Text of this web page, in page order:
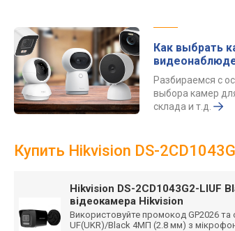
Как выбрать
Разбираемся с
выбора камер
склада и т.д.
Купить Hikvision DS-
Hikvision DS-2CD1043G2-LIUF
відеокамера Hikvision
Використовуйте промокод GP2026 та
UF(UKR)/Black 4МП (2.8 мм) з